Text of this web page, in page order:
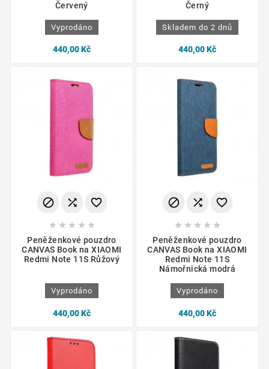
Červený
Vyprodáno
440,00 Kč
Černý
Skladem do 2 dnů
440,00 Kč
  
    
Peněženkové pouzdro
CANVAS Book na XIAOMI
Redmi Note 11S Růžový
Vyprodáno
440,00 Kč
  
    
Peněženkové pouzdro
CANVAS Book na XIAOMI
Redmi Note 11S
Námořnická modrá
Vyprodáno
440,00 Kč